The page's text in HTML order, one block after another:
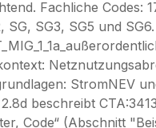
Fachliche Codes:
SG, SG3, SG5 und
StromNEV
beschreibt
Code“ (Abschnitt